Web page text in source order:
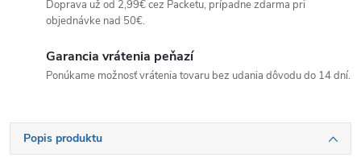
Doprava už od 2,99€ cez Packetu, prípadne zdarma pri
objednávke nad 50€.
Garancia vrátenia peňazí
Ponúkame možnosť vrátenia tovaru bez udania dôvodu do 14 dní.
Popis produktu